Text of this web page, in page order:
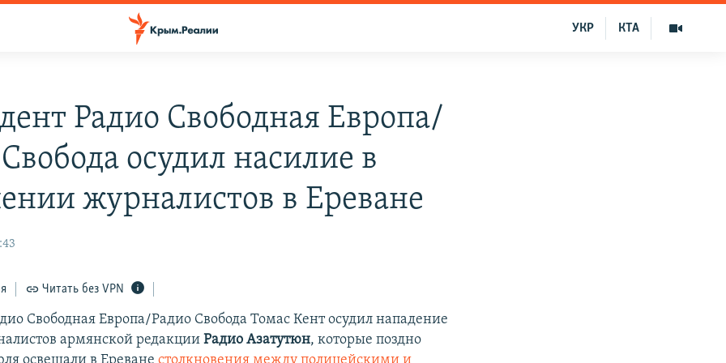
КТА
УКР
Радио Свободная Европа/
осудил насилие в
журналистов в Ереване
Читать без VPN
Свободная Европа/Радио Свобода Томас Кент осудил нападение
армянской редакцииРадио Азатутюн, которые поздно